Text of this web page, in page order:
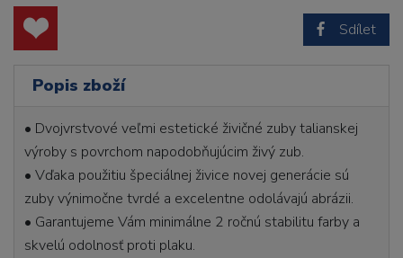
Sdílet
Popis zboží
• Dvojvrstvové veľmi estetické živičné zuby talianskej
výroby s povrchom napodobňujúcim živý zub.
• Vďaka použitiu špeciálnej živice novej generácie sú
zuby výnimočne tvrdé a excelentne odolávajú abrázii.
• Garantujeme Vám minimálne 2 ročnú stabilitu farby a
skvelú odolnosť proti plaku.